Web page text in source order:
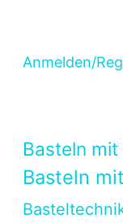
Anmelden/
Basteln
Basteln